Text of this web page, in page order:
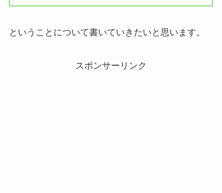
ということについて書いていきたいと思います。
スポンサーリンク